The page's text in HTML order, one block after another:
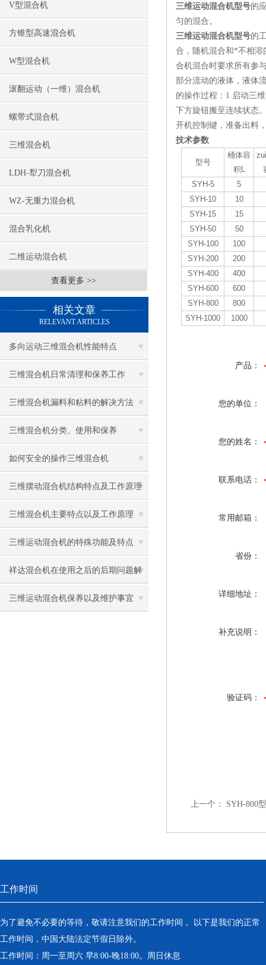
V型混合机
方锥型高速混合机
W型混合机
滚翻运动（一维）混合机
螺带式混合机
三维混合机
LDH-犁刀混合机
WZ-无重力混合机
混合乳化机
二维运动混合机
查看更多 >>
相关文章
RELEVANT ARTICLES
多向运动三维混合机性能特点
三维混合机日常清理和保养工作
三维混合机漏料和粘料的解决方法
三维混合机分类、使用和保养
如何安全的操作三维混合机
三维摆动混合机结构特点及工作原理
三维混合机主要特点以及工作原理
三维运动混合机的特殊功能及特点
祥达混合机在使用之后的后期问题解
决
三维运动混合机保养以及维护事宜
三维运动混合机型号的
匀的混合。
三维运动混合机型号的
合，随机混合和*不相溶
合机混合时要求所有参
部分流动的液体，液体
的操作过程：1.启动三
下方旋钮搬至连续状态
开机控制键，准备出料
技术参数
型号
桶体容
积L
SYH-5
5
SYH-10
10
SYH-15
15
SYH-50
50
SYH-100
100
SYH-200
200
SYH-400
400
SYH-600
600
SYH-800
800
SYH-1000
1000
产品：
您的单位：
您的姓名：
联系电话：
常用邮箱：
省份：
详细地址：
补充说明：
验证码：
上一个： SYH-800
工作时间
为了避免不必要的等待，敬请注意我们的工作时间 。以下是我们的正常
工作时间，中国大陆法定节假日除外。
工作时间：周一至周六 早8:00-晚18:00。周日休息